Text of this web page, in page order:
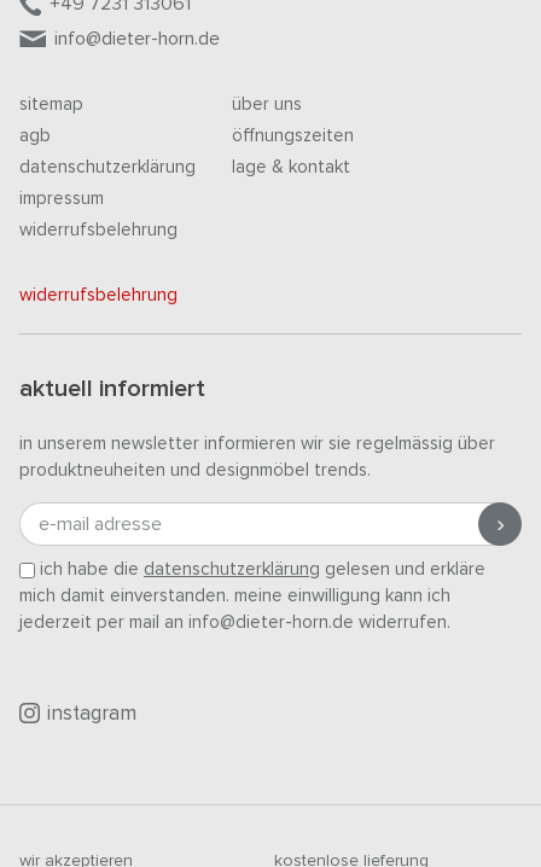
info@dieter-horn.de
sitemap
agb
datenschutzerklärung
impressum
widerrufsbelehrung
über uns
öffnungszeiten
lage & kontakt
widerrufsbelehrung
aktuell informiert
in unserem newsletter informieren wir sie regelmässig über
produktneuheiten und designmöbel trends.
e-mail adresse
ich habe die datenschutzerklärung gelesen und erkläre
mich damit einverstanden. meine einwilligung kann ich
jederzeit per mail an info@dieter-horn.de widerrufen.
instagram
wir akzeptieren kostenlose lieferung